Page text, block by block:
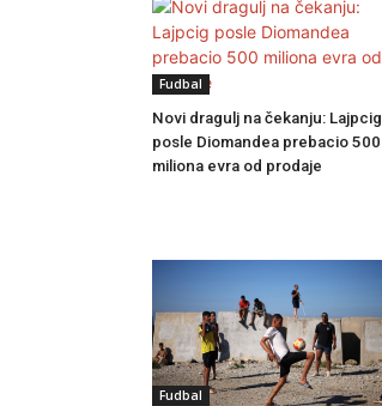
Fudbal
Novi dragulj na čekanju: Lajpcig
posle Diomandea prebacio 500
miliona evra od prodaje
Fudbal